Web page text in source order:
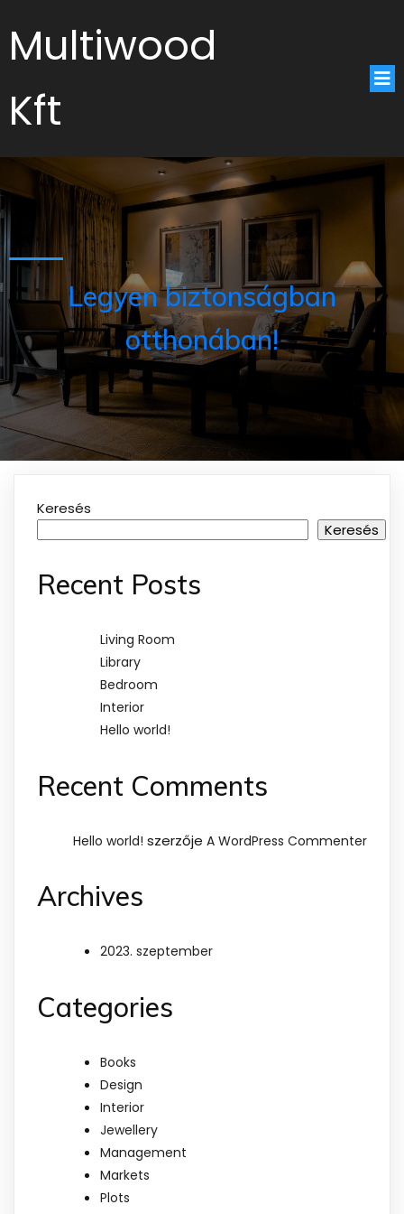
Multiwood
Kft
Legyen biztonságban
otthonában!
Keresés
Keresés
Recent Posts
Living Room
Library
Bedroom
Interior
Hello world!
Recent Comments
Hello world! szerzője A WordPress Commenter
Archives
2023. szeptember
Categories
Books
Design
Interior
Jewellery
Management
Markets
Plots